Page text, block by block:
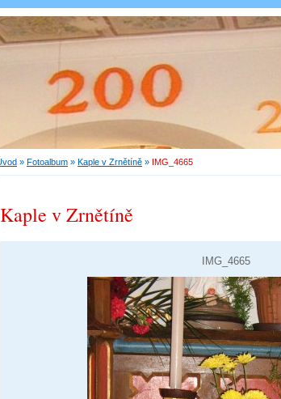
» Fotoalbum » Kaple v Zrnětíně » IMG_4665
Kaple v Zrnětíně
IMG_4665